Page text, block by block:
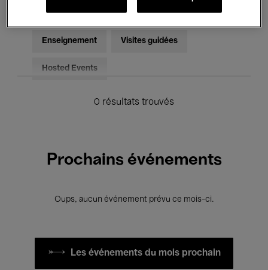
Pour tous Kids’ Palace
Enseignement Visites guidées
Hosted Events
0 résultats trouvés
Prochains événements
Oups, aucun événement prévu ce mois-ci.
Les événements du mois prochain